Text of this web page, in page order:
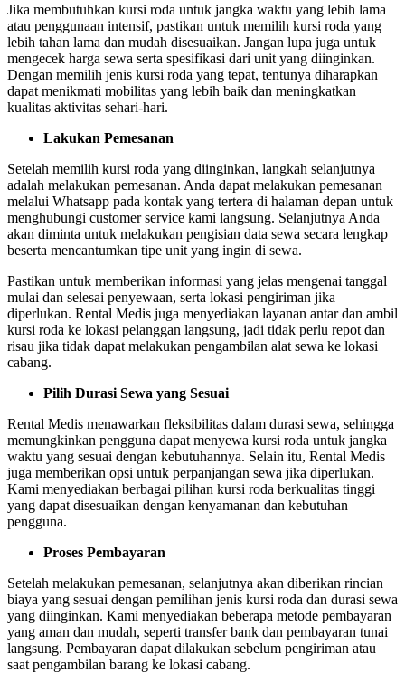
Jika membutuhkan kursi roda untuk jangka waktu yang lebih lama
atau penggunaan intensif, pastikan untuk memilih kursi roda yang
lebih tahan lama dan mudah disesuaikan. Jangan lupa juga untuk
mengecek harga sewa serta spesifikasi dari unit yang diinginkan.
Dengan memilih jenis kursi roda yang tepat, tentunya diharapkan
dapat menikmati mobilitas yang lebih baik dan meningkatkan
kualitas aktivitas sehari-hari.
Lakukan Pemesanan
Setelah memilih kursi roda yang diinginkan, langkah selanjutnya
adalah melakukan pemesanan. Anda dapat melakukan pemesanan
melalui Whatsapp pada kontak yang tertera di halaman depan untuk
menghubungi customer service kami langsung. Selanjutnya Anda
akan diminta untuk melakukan pengisian data sewa secara lengkap
beserta mencantumkan tipe unit yang ingin di sewa.
Pastikan untuk memberikan informasi yang jelas mengenai tanggal
mulai dan selesai penyewaan, serta lokasi pengiriman jika
diperlukan. Rental Medis juga menyediakan layanan antar dan ambil
kursi roda ke lokasi pelanggan langsung, jadi tidak perlu repot dan
risau jika tidak dapat melakukan pengambilan alat sewa ke lokasi
cabang.
Pilih Durasi Sewa yang Sesuai
Rental Medis menawarkan fleksibilitas dalam durasi sewa, sehingga
memungkinkan pengguna dapat menyewa kursi roda untuk jangka
waktu yang sesuai dengan kebutuhannya. Selain itu, Rental Medis
juga memberikan opsi untuk perpanjangan sewa jika diperlukan.
Kami menyediakan berbagai pilihan kursi roda berkualitas tinggi
yang dapat disesuaikan dengan kenyamanan dan kebutuhan
pengguna.
Proses Pembayaran
Setelah melakukan pemesanan, selanjutnya akan diberikan rincian
biaya yang sesuai dengan pemilihan jenis kursi roda dan durasi sewa
yang diinginkan. Kami menyediakan beberapa metode pembayaran
yang aman dan mudah, seperti transfer bank dan pembayaran tunai
langsung. Pembayaran dapat dilakukan sebelum pengiriman atau
saat pengambilan barang ke lokasi cabang.